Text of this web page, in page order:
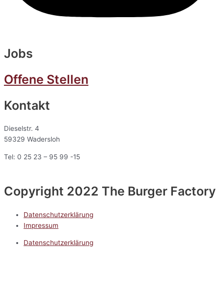
Jobs
Offene Stellen
Kontakt
Dieselstr. 4
59329 Wadersloh
Tel: 0 25 23 – 95 99 -15
Copyright 2022 The Burger Factory
Datenschutzerklärung
Impressum
Datenschutzerklärung